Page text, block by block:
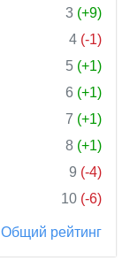
3 (+9)
4 (-1)
5 (+1)
6 (+1)
7 (+1)
8 (+1)
9 (-4)
10 (-6)
Общий рейтинг